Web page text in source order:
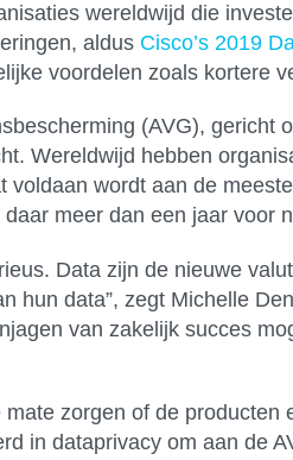
wereldwijd die
aldus Cisco’s 2019
voordelen zoals kortere
(AVG),
Wereldwijd hebben
voldaan wordt aan de
meer dan een jaar voor
Data zijn de nieuwe
hun data”, zegt Michelle
van zakelijk succes
zorgen of de
in dataprivacy om aan de